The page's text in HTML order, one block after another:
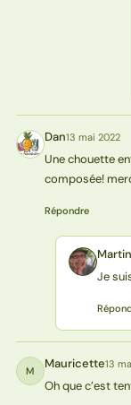
D Dan13 mai 2022
Une chouette
composée!
Répondre
MP
Je
M Mauricette13
Oh que c’est